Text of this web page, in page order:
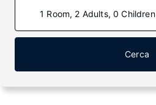
1 Room, 2 Adults, 0 Children
Cerca